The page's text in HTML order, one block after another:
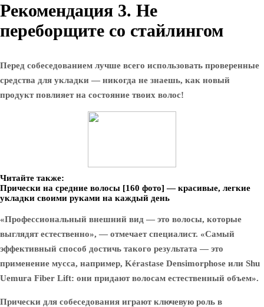
Рекомендация 3. Не
переборщите со стайлингом
Перед собеседованием лучше всего использовать проверенные
средства для укладки — никогда не знаешь, как новый
продукт повлияет на состояние твоих волос!
Читайте также:
Прически на средние волосы [160 фото] — красивые, легкие
укладки своими руками на каждый день
«Профессиональный внешний вид — это волосы, которые
выглядят естественно», — отмечает специалист. «Самый
эффективный способ достичь такого результата — это
применение мусса, например, Kérastase Densimorphose или Shu
Uemura Fiber Lift: они придают волосам естественный объем».
Прически для собеседования играют ключевую роль в